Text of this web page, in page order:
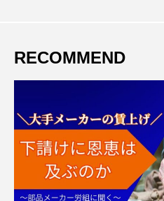
RECOMMEND